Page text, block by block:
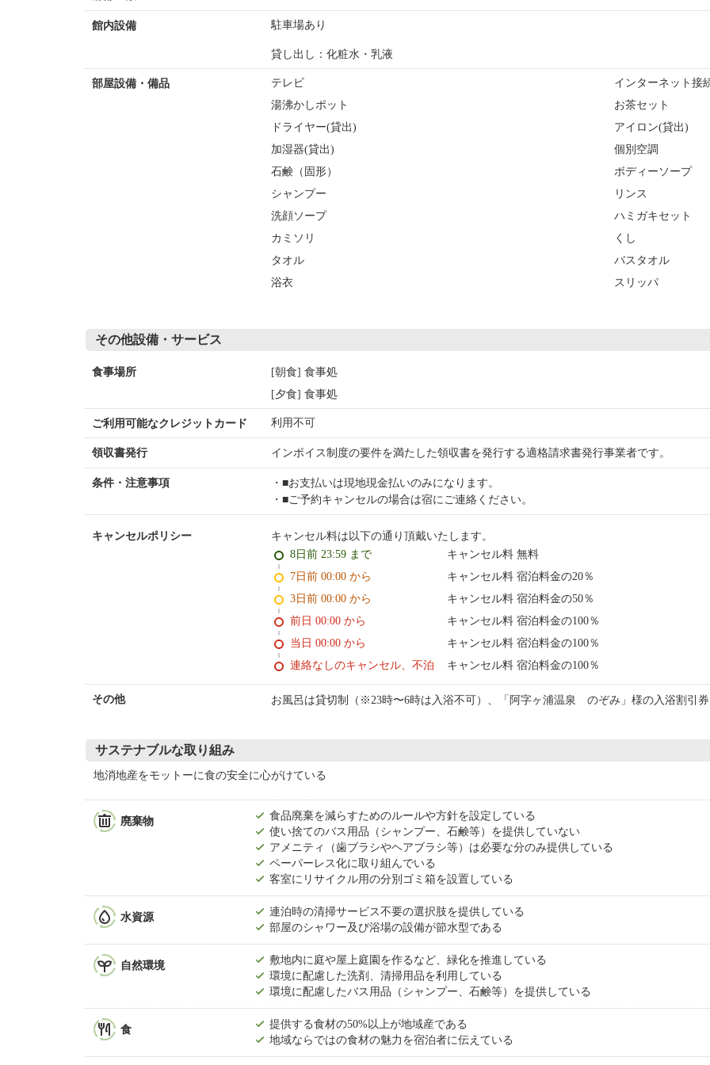
館内設備 駐車場あり
貸し出し：化粧水・乳液
部屋設備・備品 テレビ
インターネット接
湯沸かしポット
お茶セット
ドライヤー(貸出)
アイロン(貸出)
加湿器(貸出)
個別空調
石鹸（固形）
ボディーソープ
シャンプー
リンス
洗顔ソープ
ハミガキセット
カミソリ
くし
タオル
バスタオル
浴衣
スリッパ
その他設備・サービス
食事場所
[朝食] 食事処
[夕食] 食事処
ご利用可能なクレジットカード 利用不可
領収書発行 インボイス制度の要件を満たした領収書を発行する適格請求書発行事業者です。
条件・注意事項
■お支払いは現地現金払いのみになります。
■ご予約キャンセルの場合は宿にご連絡ください。
キャンセルポリシー キャンセル料は以下の通り頂戴いたします。
8日前 23:59 まで
キャンセル料 無料
7日前 00:00 から
キャンセル料 宿泊料金の20％
3日前 00:00 から
キャンセル料 宿泊料金の50％
前日 00:00 から
キャンセル料 宿泊料金の100％
当日 00:00 から
キャンセル料 宿泊料金の100％
連絡なしのキャンセル、不泊
キャンセル料 宿泊料金の100％
その他 お風呂は貸切制（※23時〜6時は入浴不可）、「阿字ヶ浦温泉 のぞみ」様の入浴割引券
サステナブルな取り組み
地消地産をモットーに食の安全に心がけている
廃棄物
食品廃棄を減らすためのルールや方針を設定している
使い捨てのバス用品（シャンプー、石鹸等）を提供していない
アメニティ（歯ブラシやヘアブラシ等）は必要な分のみ提供している
ペーパーレス化に取り組んでいる
客室にリサイクル用の分別ゴミ箱を設置している
水資源
連泊時の清掃サービス不要の選択肢を提供している
部屋のシャワー及び浴場の設備が節水型である
自然環境
敷地内に庭や屋上庭園を作るなど、緑化を推進している
環境に配慮した洗剤、清掃用品を利用している
環境に配慮したバス用品（シャンプー、石鹸等）を提供している
食
提供する食材の50%以上が地域産である
地域ならではの食材の魅力を宿泊者に伝えている